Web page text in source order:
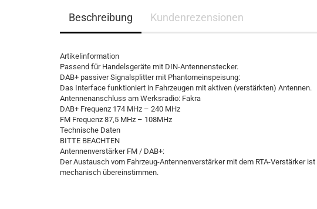
Beschreibung Kundenrezensionen
Artikelinformation
Passend für Handelsgeräte mit DIN-Antennenstecker.
DAB+ passiver Signalsplitter mit Phantomeinspeisung:
Das Interface funktioniert in Fahrzeugen mit aktiven (verstärkten) Antennen.
Antennenanschluss am Werksradio: Fakra
DAB+ Frequenz 174 MHz – 240 MHz
FM Frequenz 87,5 MHz – 108MHz
Technische Daten
BITTE BEACHTEN
Antennenverstärker FM / DAB+:
Der Austausch vom Fahrzeug-Antennenverstärker mit dem RTA-Verstärker
mechanisch übereinstimmen.